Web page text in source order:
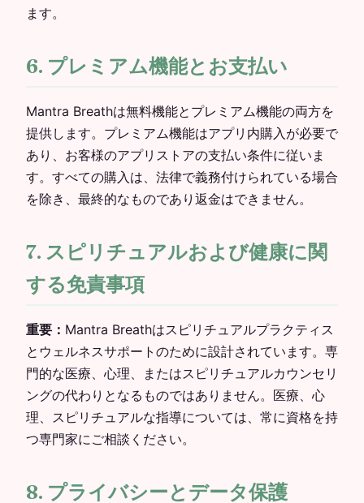
ます。
6. プレミアム機能とお支払い
Mantra Breathは無料機能とプレミアム機能の両方を
提供します。プレミアム機能はアプリ内購入が必要で
あり、お客様のアプリストアの支払い条件に従いま
す。すべての購入は、法律で義務付けられている場合
を除き、最終的なものであり返金はできません。
7. スピリチュアルおよび健康に関
する免責事項
重要： Mantra Breathはスピリチュアルプラクティス
とウェルネスサポートのために設計されています。専
門的な医療、心理、またはスピリチュアルカウンセリ
ングの代わりとなるものではありません。医療、心
理、スピリチュアルな指導については、常に資格を持
つ専門家にご相談ください。
8. プライバシーとデータ保護